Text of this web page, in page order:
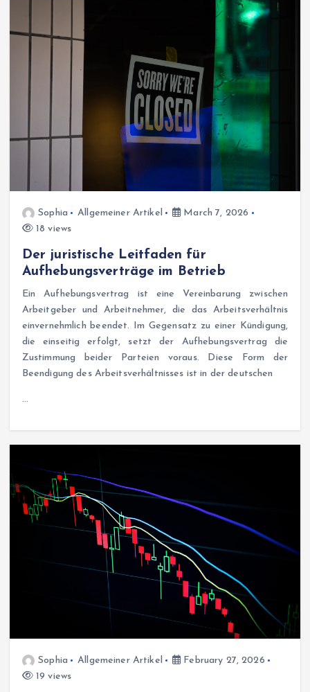
Sophia Allgemeiner Artikel
March 7, 2026
18 views
Der juristische Leitfaden für
Aufhebungsverträge im Betrieb
Ein Aufhebungsvertrag ist eine Vereinbarung zwischen
Arbeitgeber und Arbeitnehmer, die das Arbeitsverhältnis
einvernehmlich beendet. Im Gegensatz zu einer Kündigung,
die einseitig erfolgt, setzt der Aufhebungsvertrag die
Zustimmung beider Parteien voraus. Diese Form der
Beendigung des Arbeitsverhältnisses ist in der deutschen
…
Sophia Allgemeiner Artikel
February 27, 2026
19 views